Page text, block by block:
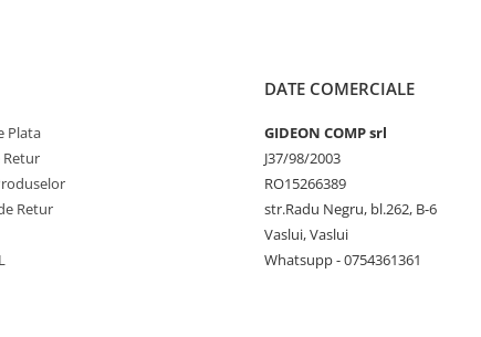
Plata
Retur
Retur
DATE COMERCIALE
GIDEON COMP srl
J37/98/2003
RO15266389
str.Radu Negru, bl.262, B-6
Vaslui, Vaslui
Whatsupp - 0754361361